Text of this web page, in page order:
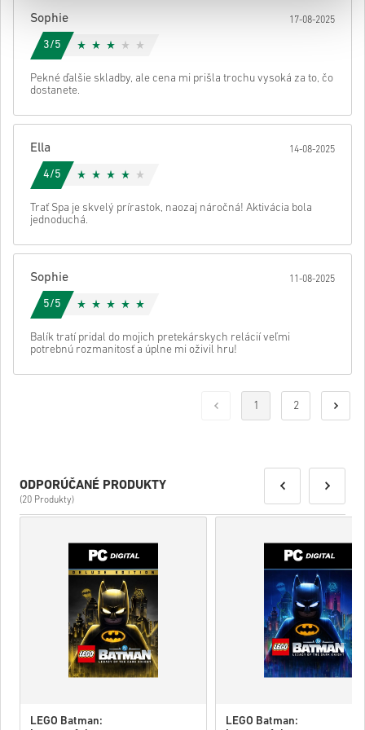
Sophie 17-08-2025
3/5
Pekné ďalšie skladby, ale cena mi prišla trochu vysoká za to, čo
dostanete.
Ella 14-08-2025
4/5
Trať Spa je skvelý prírastok, naozaj náročná! Aktivácia bola
jednoduchá.
Sophie 11-08-2025
5/5
Balík tratí pridal do mojich pretekárskych relácií veľmi
potrebnú rozmanitosť a úplne mi oživil hru!
1 2
ODPORÚČANÉ PRODUKTY
(20 Produkty)
LEGO Batman:
LEGO Batman: